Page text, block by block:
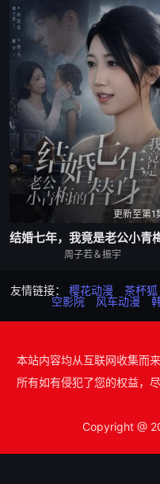
更新至第1
周子若＆振宇
友情链接： 樱花动漫 茶杯狐
空影院
风车动漫
本站内容均从互联网收集而
所有如有侵犯了您的权益，
Copyright @